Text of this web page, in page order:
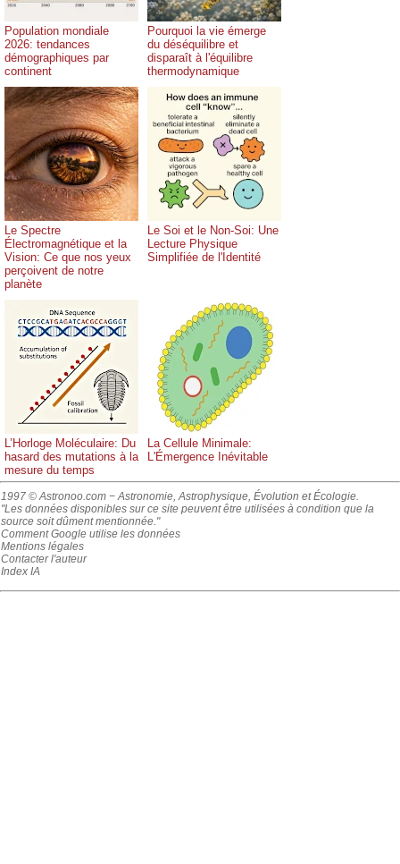
Population mondiale
2026: tendances
démographiques par
continent
Pourquoi la vie émerge
du déséquilibre et
disparaît à l'équilibre
thermodynamique
Le Spectre
Électromagnétique et la
Vision: Ce que nos yeux
perçoivent de notre
planète
Le Soi et le Non-Soi: Une
Lecture Physique
Simplifiée de l'Identité
L’Horloge Moléculaire: Du
hasard des mutations à la
mesure du temps
La Cellule Minimale:
L'Émergence Inévitable
1997 © Astronoo.com − Astronomie, Astrophysique, Évolution et Écologie.
"Les données disponibles sur ce site peuvent être utilisées à condition que la
source soit dûment mentionnée."
Comment Google utilise les données
Mentions légales
Contacter l'auteur
Index IA